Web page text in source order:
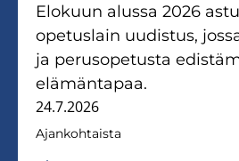
Elo­kuun alus­sa 2026
o­pe­tus­lain uu­dis­tus,
ja pe­rus­o­pe­tus­ta
elä­män­ta­paa.
24.7.2026
Ajan­koh­tais­ta